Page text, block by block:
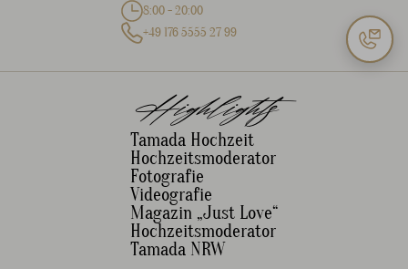
8:00 - 20:00
+49 176 5555 27 99
Highlights
Tamada Hochzeit
Hochzeitsmoderator
Fotografie
Videografie
Magazin „Just Love“
Hochzeitsmoderator
Tamada NRW